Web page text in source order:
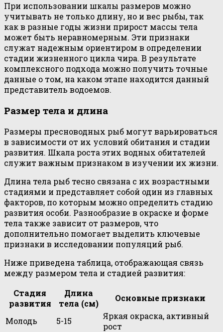
При использовании шкалы размеров можно
учитывать не только длину, но и вес рыбы, так
как в разные годы жизни прирост массы тела
может быть неравномерным. Эти признаки
служат надежным ориентиром в определении
стадии жизненного цикла чира. В результате
комплексного подхода можно получить точные
данные о том, на каком этапе находится данный
представитель водоемов.
Размер тела и длина
Размеры пресноводных рыб могут варьироваться
в зависимости от их условий обитания и стадии
развития. Шкала роста этих водных обитателей
служит важным признаком в изучении их жизни.
Длина тела рыб тесно связана с их возрастными
стадиями и представляет собой один из главных
факторов, по которым можно определить стадию
развития особи. Разнообразие в окраске и форме
тела также зависит от размеров, что
дополнительно помогает выделить ключевые
признаки в исследовании популяций рыб.
Ниже приведена таблица, отображающая связь
между размером тела и стадией развития:
Стадия
развития
Длина
тела (см)
Основные признаки
Молодь 5-15
Яркая окраска, активный
рост